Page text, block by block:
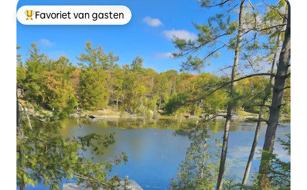
Topfavoriet van gasten
Favoriet van gasten